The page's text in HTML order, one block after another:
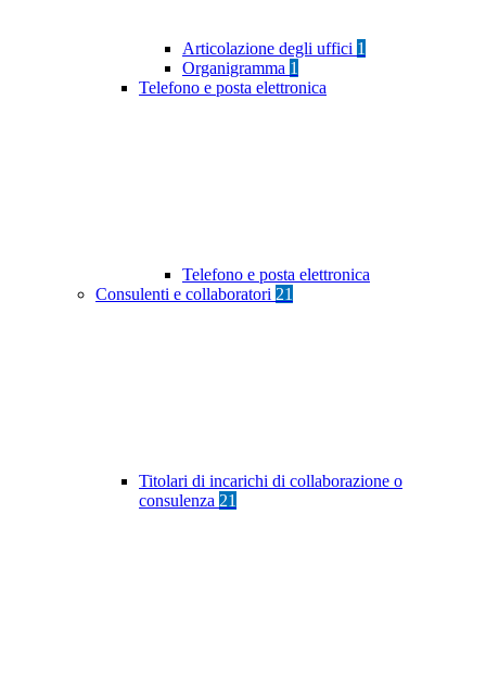
Articolazione degli uffici 1
Organigramma 1
Telefono e posta elettronica
Telefono e posta elettronica
Consulenti e collaboratori 21
Titolari di incarichi di collaborazione o
consulenza 21